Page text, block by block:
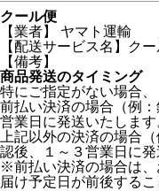
クール便
【業者】 ヤマト運輸
【配送サービス名】ク
【備考】
商品発送のタイミング
特にご指定がない場合、
前払い決済の場合（例
営業日に発送いたします
上記以外の決済の場合
認後、１～３営業日に発
※前払い決済の場合は
届け予定日が前後するこ